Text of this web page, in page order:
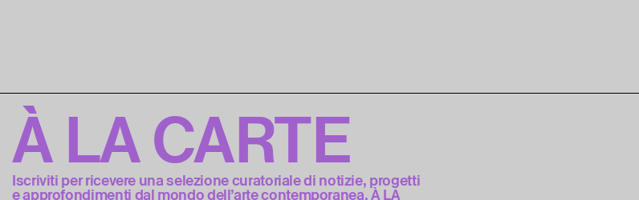
À LA CARTE
Iscriviti per ricevere una selezione curatoriale di notizie, progetti
e approfondimenti dal mondo dell’arte contemporanea. À LA